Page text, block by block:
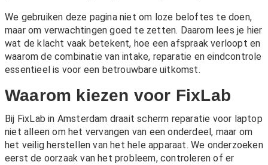
We gebruiken deze pagina niet om loze beloftes te doen,
maar om verwachtingen goed te zetten. Daarom lees je hier
wat de klacht vaak betekent, hoe een afspraak verloopt en
waarom de combinatie van intake, reparatie en eindcontrole
essentieel is voor een betrouwbare uitkomst.
Waarom kiezen voor FixLab
Bij FixLab in Amsterdam draait scherm reparatie voor laptop
niet alleen om het vervangen van een onderdeel, maar om
het veilig herstellen van het hele apparaat. We onderzoeken
eerst de oorzaak van het probleem, controleren of er